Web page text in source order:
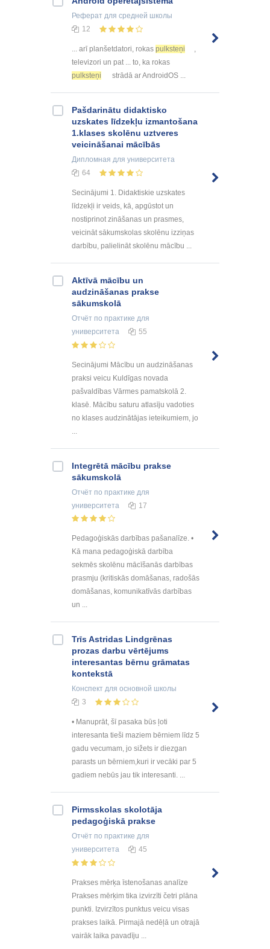
Реферат для средней школы
12
... arī planšetdatori, rokas pulksteņi
,
televizori un pat ... to, ka rokas
pulksteņi
strādā ar AndroidOS ...
Pašdarinātu didaktisko
uzskates līdzekļu izmantošana
1.klases skolēnu uztveres
veicināšanai mācībās
Дипломная для университета
64
Secinājumi 1. Didaktiskie uzskates
līdzekļi ir veids, kā, apgūstot un
nostiprinot zināšanas un prasmes,
veicināt sākumskolas skolēnu izziņas
darbību, palielināt skolēnu mācību ...
Aktīvā mācību un
audzināšanas prakse
sākumskolā
Отчёт по практике для
университета
55
Secinājumi Mācību un audzināšanas
praksi veicu Kuldīgas novada
pašvaldības Vārmes pamatskolā 2.
klasē. Mācību saturu atlasīju vadoties
no klases audzinātājas ieteikumiem, jo
Integrētā mācību prakse
sākumskolā
Отчёт по практике для
университета
17
Pedagoģiskās darbības pašanalīze. •
Kā mana pedagoģiskā darbība
sekmēs skolēnu mācīšanās darbības
prasmju (kritiskās domāšanas, radošās
domāšanas, komunikatīvās darbības
un ...
Trīs Astridas Lindgrēnas
prozas darbu vērtējums
interesantas bērnu grāmatas
kontekstā
Конспект для основной школы
3
• Manuprāt, šī pasaka būs ļoti
interesanta tieši maziem bērniem līdz 5
gadu vecumam, jo sižets ir diezgan
parasts un bērniem,kuri ir vecāki par 5
gadiem nebūs jau tik interesanti. ...
Pirmsskolas skolotāja
pedagoģiskā prakse
Отчёт по практике для
университета
45
Prakses mērķa īstenošanas analīze
Prakses mērķim tika izvirzīti četri plāna
punkti. Izvirzītos punktus veicu visas
prakses laikā. Pirmajā nedēļā un otrajā
vairāk laika pavadīju ...